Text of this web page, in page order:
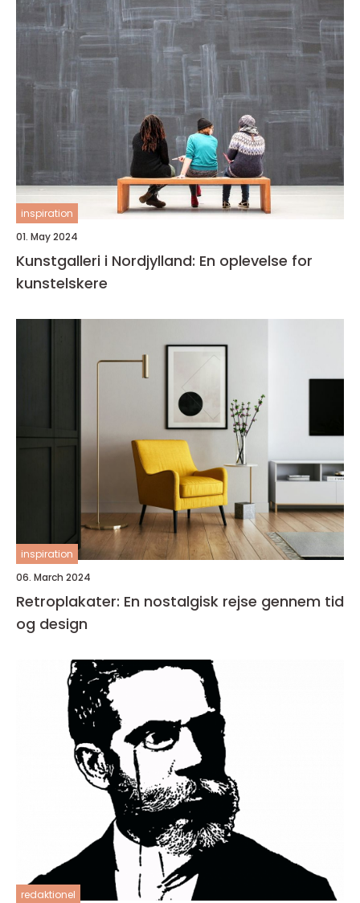
inspiration
01. May 2024
Kunstgalleri i Nordjylland: En oplevelse for
kunstelskere
inspiration
06. March 2024
Retroplakater: En nostalgisk rejse gennem tid
og design
redaktionel